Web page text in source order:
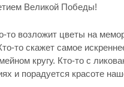
Великой Победы!
то возложит цветы на
то скажет самое
кругу. Кто-то с
и порадуется красоте